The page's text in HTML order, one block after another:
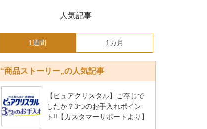
人気記事
1週間 1カ月
“商品ストーリー„の人気記事
【ピュアクリスタル】ご存じで
したか？3つのお手入れポイン
ト!!【カスタマーサポートより】